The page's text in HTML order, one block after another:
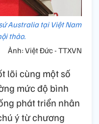
Australia tại Việt Nam
thảo.
Ảnh: Việt Đức - TTXVN
lõi cùng một số
mức độ bình
phát triển nhân
ý từ chương